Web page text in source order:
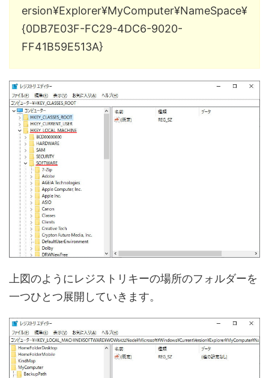
ersion¥Explorer¥MyComputer¥NameSpace¥
{0DB7E03F-FC29-4DC6-9020-
FF41B59E513A}
上図のようにレジストリキーの場所のフォルダーを
一つひとつ展開していきます。